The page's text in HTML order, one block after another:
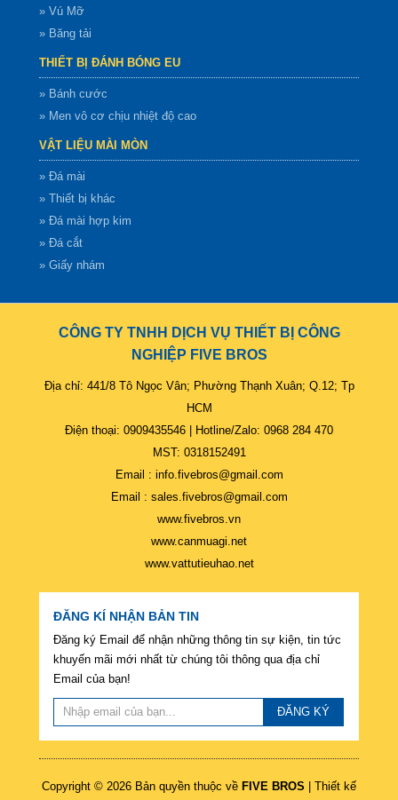
» Vú Mỡ
» Băng tải
THIẾT BỊ ĐÁNH BÓNG EU
» Bánh cước
» Men vô cơ chịu nhiệt độ cao
VẬT LIỆU MÀI MÒN
» Đá mài
» Thiết bị khác
» Đá mài hợp kim
» Đá cắt
» Giấy nhám
CÔNG TY TNHH DỊCH VỤ THIẾT BỊ CÔNG
NGHIỆP FIVE BROS
Địa chỉ: 441/8 Tô Ngọc Vân; Phường Thạnh Xuân; Q.12; Tp
HCM
Điện thoại: 0909435546 | Hotline/Zalo: 0968 284 470
MST: 0318152491
Email : info.fivebros@gmail.com
Email : sales.fivebros@gmail.com
www.fivebros.vn
www.canmuagi.net
www.vattutieuhao.net
ĐĂNG KÍ NHẬN BẢN TIN
Đăng ký Email để nhận những thông tin sự kiện, tin tức
khuyến mãi mới nhất từ chúng tôi thông qua địa chỉ
Email của bạn!
ĐĂNG KÝ
Copyright © 2026 Bản quyền thuộc về FIVE BROS | Thiết kế